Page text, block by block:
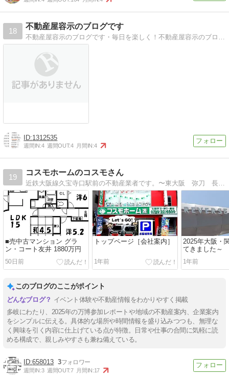
18
不動産屋容示のブログです
不動産屋容示のブログです・毎日を楽しく！不動産屋容示のブログです
1312535
週間IN:4 週間OUT:4 月間IN:4
19
コスモホームのコスモさん
近鉄大阪線久宝寺口駅前の不動産業者です。〜東大阪 弥刀 長瀬 久宝寺口 八尾 不動産〜
■売中古マンション グラ
ン・コート友井 1880万円
50日前
トップページ［会社案内］
1年前
2025年大阪・
てきました～
1年前
このブログのここがポイント
イベント体験や不動産情報をわかりやすく掲載
多岐にわたり、2025年の万博参加レポートや地域の不動産案内、企業案内
をシンプルに伝える。具体的な場所や時間情報を盛り込みつつも、無理な
く興味を引く内容に仕上げている点が特徴。日常や仕事の合間に気軽に読
める構成で、親しみやすさも兼ね備えている。
658013 3
週間IN:3 週間OUT:7 月間IN:17